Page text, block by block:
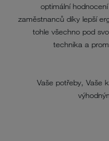
optimální
zaměstnanců díky lepší
tohle všechno pod
technika a
Vaše potřeby, Vaše